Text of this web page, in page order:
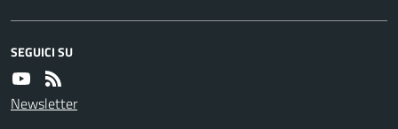
SEGUICI SU
Newsletter